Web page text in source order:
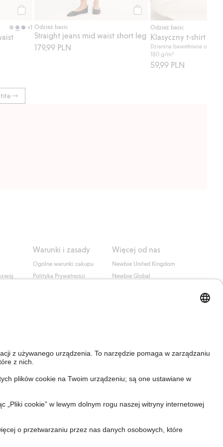
+1 Odzież basic
Straight jeans mid waist short leg
179,99 PLN
Odzież basic
Klasyczny t-shirt z
Dzianina bawełniana o
180 g/m²
59,99 PLN
Warunki i zasady
Ogólne warunki zakupu
Polityka Prywatności
Więcej od nas
Newbie United Kingdom
Newbie Global